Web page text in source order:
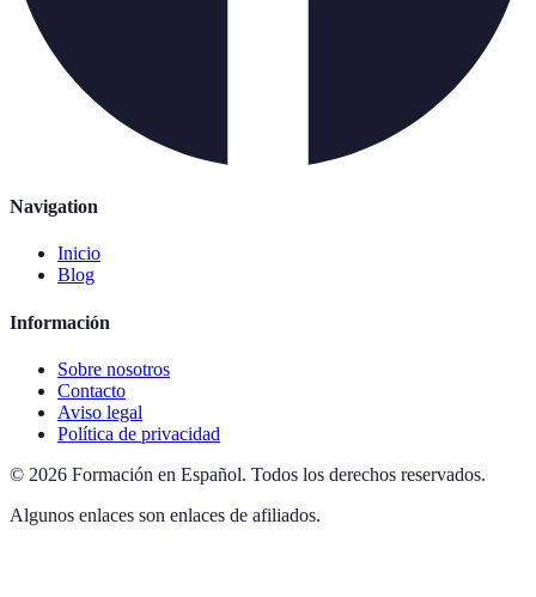
Navigation
Inicio
Blog
Información
Sobre nosotros
Contacto
Aviso legal
Política de privacidad
© 2026 Formación en Español. Todos los derechos reservados.
Algunos enlaces son enlaces de afiliados.